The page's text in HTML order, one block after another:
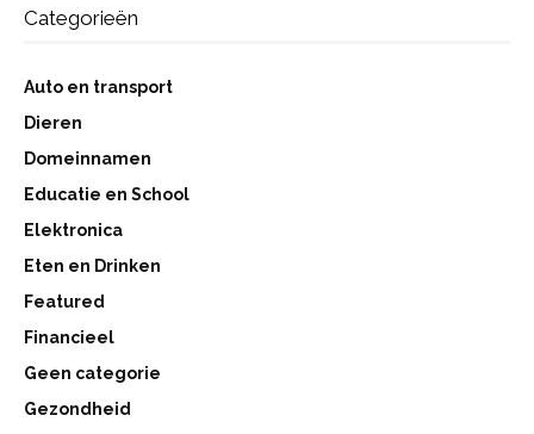
Categorieën
Auto en transport
Dieren
Domeinnamen
Educatie en School
Elektronica
Eten en Drinken
Featured
Financieel
Geen categorie
Gezondheid